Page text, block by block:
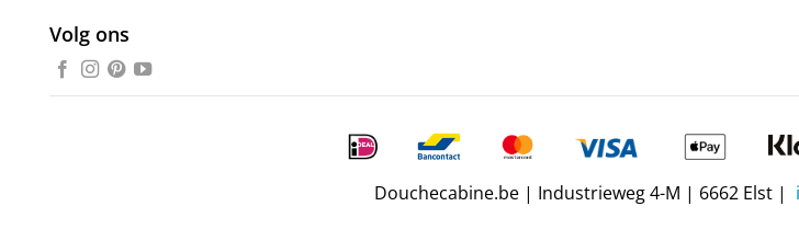
Volg ons
Douchecabine.be | Industrieweg 4-M | 6662 Elst |